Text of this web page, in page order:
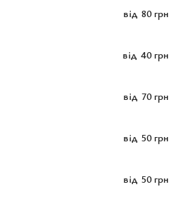
від 80 грн
від 40 грн
від 70 грн
від 50 грн
від 50 грн